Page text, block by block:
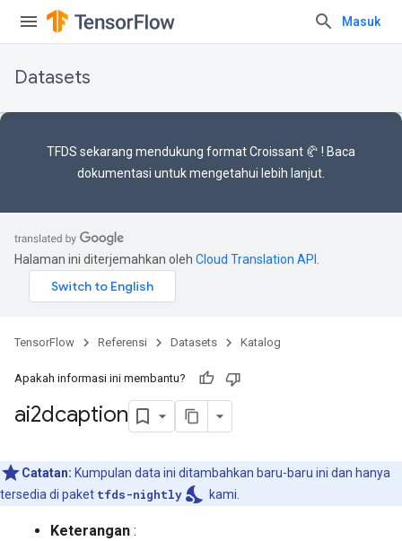
Masuk
Datasets
TFDS sekarang mendukung format Croissant 🥐 ! Baca
dokumentasi untuk mengetahui lebih lanjut.
Halaman ini diterjemahkan oleh Cloud Translation API
TensorFlow Referensi Datasets Katalog
Apakah informasi ini membantu?
ai2dcaption
Catatan: Kumpulan data ini ditambahkan baru-baru ini dan hanya
tersedia di paket tfds-nightly nights_stay kami.
Keterangan :